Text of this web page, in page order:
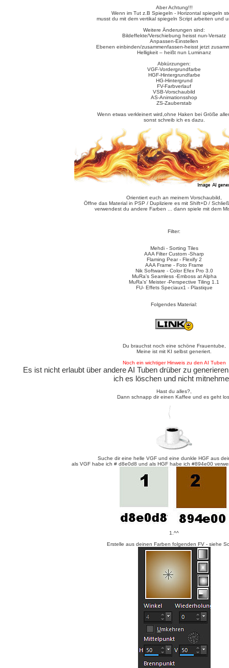
Aber Achtung!!!
Wenn im Tut z.B Spiegeln - Horizontal spiegeln
musst du mit dem vertikal spiegeln Script arbeiten und
Weitere Änderungen sind:
Bildeffekte/Verschiebung heisst nun-Versatz
Anpassen-Einstellen
Ebenen einbinden/zusammenfassen-heisst jetzt
Helligkeit – heißt nun Luminanz
Abkürzungen:
VGF-Vordergrundfarbe
HGF-Hintergrundfarbe
HG-Hintergrund
FV-Farbverlauf
VSB-Vorschaubild
AS-Animationsshop
ZS-Zauberstab
Wenn etwas verkleinert wird,ohne Haken bei Größe
sonst schreib ich es dazu.
Orientiert euch an meinem Vorschaubild,
Öffne das Material in PSP / Dupliziere es mit Shift+D /
verwendest du andere Farben ... dann spiele mit dem
Filter:
Mehdi - Sorting Tiles
AAA Filter Custom -Sharp
Flaming Pear - Flexify 2
AAA Frame - Foto Frame
Nik Software - Color Efex Pro 3.0
MuRa's Seamless -Emboss at Alpha
MuRa's' Meister -Perspective Tiling 1.1
FU- Effets Speciaux1 - Plastique
Folgendes Material:
Du brauchst noch eine schöne Frauentube,
Meine ist mit KI selbst generiert.
Noch ein wichtiger Hinweis zu den AI Tuben
Es ist nicht erlaubt über andere AI Tuben drüber zu
ich es löschen und nicht
Hast du alles?,
Dann schnapp dir einen Kaffee und es geht
Suche dir eine helle VGF und eine dunkle HGF aus
als VGF habe ich # d8e0d8 und als HGF habe ich #894e00
1.^^
Erstelle aus deinen Farben folgenden FV - siehe